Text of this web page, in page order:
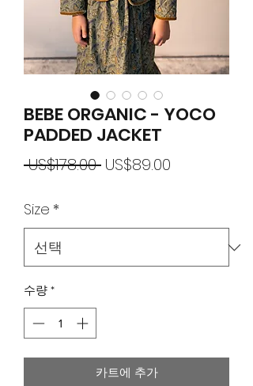
BEBE ORGANIC - YOCO
PADDED JACKET
US$178.00 일
US$89.00
Size *
수량 *
카트에 추가